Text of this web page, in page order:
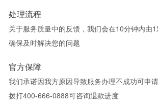
处理流程
关于服务质量中的反馈，我们会在10分钟内由
确保及时解决您的问题
官方保障
我们承诺因我方原因导致服务办理不成功可申
拨打400-666-0888可咨询退款进度